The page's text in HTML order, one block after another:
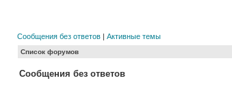
Сообщения без ответов | Активные темы
Список форумов
Сообщения без ответов